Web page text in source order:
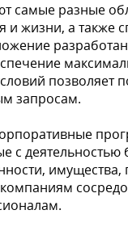
самые разные
и жизни, а также
позволяет
запросам.
с